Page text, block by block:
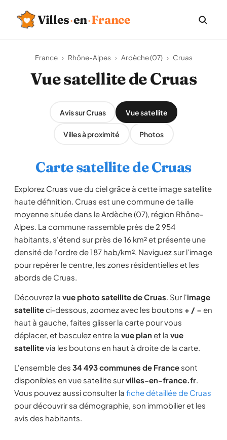
Villes·en·France
France › Rhône-Alpes › Ardèche (07) › Cruas
Vue satellite de Cruas
Avis sur Cruas Vue satellite
Villes à proximité Photos
Carte satellite de Cruas
Explorez Cruas vue du ciel grâce à cette image satellite
haute définition. Cruas est une commune de taille
moyenne située dans le Ardèche (07), région Rhône-
Alpes. La commune rassemble près de 2 954
habitants, s'étend sur près de 16 km² et présente une
densité de l'ordre de 187 hab/km². Naviguez sur l'image
pour repérer le centre, les zones résidentielles et les
abords de Cruas.
Découvrez la vue photo satellite de Cruas. Sur l'image
satelliteci-dessous, zoomez avec les boutons + / − en
haut à gauche, faites glisser la carte pour vous
déplacer, et basculez entre la vue planet la vue
satellitevia les boutons en haut à droite de la carte.
L'ensemble des 34 493 communes de France sont
disponibles en vue satellite survilles-en-france.fr.
Vous pouvez aussi consulter la fiche détaillée de Cruas
pour découvrir sa démographie, son immobilier et les
avis des habitants.